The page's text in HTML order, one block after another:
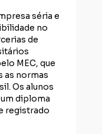
séria e
no
de
MEC, que
as normas
Os alunos
diploma
registrado